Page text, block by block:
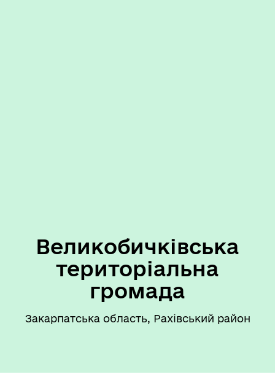
Великобичківська
територіальна
громада
Закарпатська область, Рахівський район